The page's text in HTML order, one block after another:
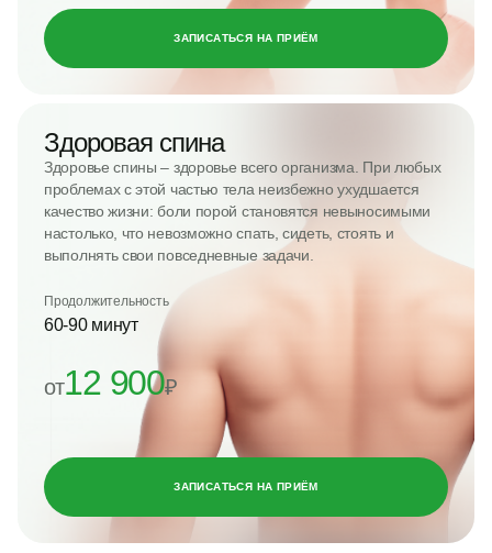
ЗАПИСАТЬСЯ НА ПРИЁМ
Здоровая спина
Здоровье спины – здоровье всего организма. При любых
проблемах с этой частью тела неизбежно ухудшается
качество жизни: боли порой становятся невыносимыми
настолько, что невозможно спать, сидеть, стоять и
выполнять свои повседневные задачи.
Продолжительность
60-90 минут
от12 900₽
ЗАПИСАТЬСЯ НА ПРИЁМ